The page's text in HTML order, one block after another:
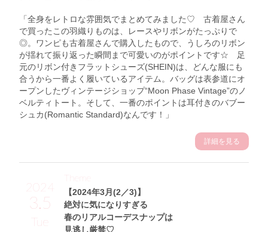
「全身をレトロな雰囲気でまとめてみました♡ 古着屋さん
で買ったこの羽織りものは、レースやリボンがたっぷりで
◎。ワンピも古着屋さんで購入したもので、うしろのリボン
が揺れて振り返った瞬間まで可愛いのがポイントです☆ 足
元のリボン付きフラットシューズ(SHEIN)は、どんな服にも
合うから一番よく履いているアイテム。バッグは表参道にオ
ープンしたヴィンテージショップ“Moon Phase Vintage”のノ
ベルティトート。そして、一番のポイントは耳付きのバブー
シュカ(Romantic Standard)なんです！」
詳細を見る
2024
3.5
Tue
【2024年3月(2／3)】
絶対に気になりすぎる
春のリアルコーデスナップは
見逃し厳禁♡
Theme